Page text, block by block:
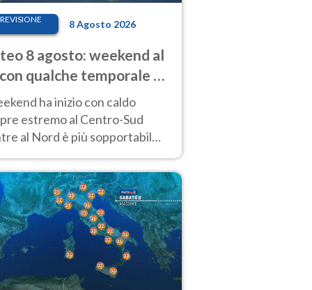
8 Agosto 2026
8 agosto: weekend al
qualche temporale e
estremo al Centro-Sud
ha inizio con caldo
estremo al Centro-Sud
al Nord è più sopportabile
sui rilievi.